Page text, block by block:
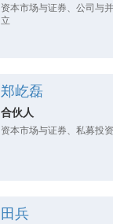
资本市场与证券、公司与
立
郑屹磊
合伙人
资本市场与证券、私募投
田兵